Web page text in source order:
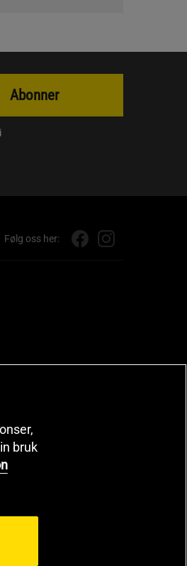
Abonner
Følg oss her:
bruk